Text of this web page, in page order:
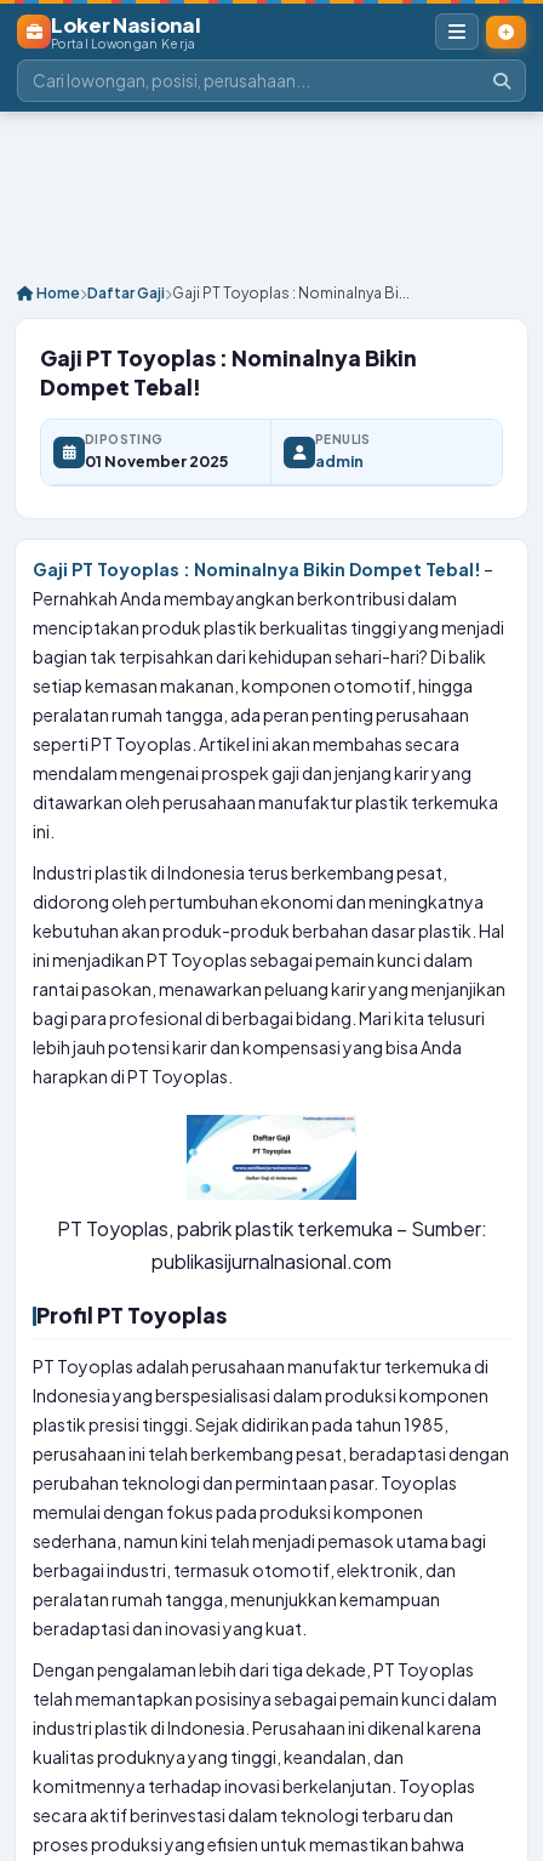
Loker Nasional
Portal Lowongan Kerja
Home Daftar Gaji Gaji PT Toyoplas : Nominalnya Bi...
Gaji PT Toyoplas : Nominalnya Bikin
Dompet Tebal!
DIPOSTING
01 November 2025
PENULIS
admin
Gaji PT Toyoplas : Nominalnya Bikin Dompet Tebal! –
Pernahkah Anda membayangkan berkontribusi dalam
menciptakan produk plastik berkualitas tinggi yang menjadi
bagian tak terpisahkan dari kehidupan sehari-hari? Di balik
setiap kemasan makanan, komponen otomotif, hingga
peralatan rumah tangga, ada peran penting perusahaan
seperti PT Toyoplas. Artikel ini akan membahas secara
mendalam mengenai prospek gaji dan jenjang karir yang
ditawarkan oleh perusahaan manufaktur plastik terkemuka
ini.
Industri plastik di Indonesia terus berkembang pesat,
didorong oleh pertumbuhan ekonomi dan meningkatnya
kebutuhan akan produk-produk berbahan dasar plastik. Hal
ini menjadikan PT Toyoplas sebagai pemain kunci dalam
rantai pasokan, menawarkan peluang karir yang menjanjikan
bagi para profesional di berbagai bidang. Mari kita telusuri
lebih jauh potensi karir dan kompensasi yang bisa Anda
harapkan di PT Toyoplas.
PT Toyoplas, pabrik plastik terkemuka – Sumber:
publikasijurnalnasional.com
Profil PT Toyoplas
PT Toyoplas adalah perusahaan manufaktur terkemuka di
Indonesia yang berspesialisasi dalam produksi komponen
plastik presisi tinggi. Sejak didirikan pada tahun 1985,
perusahaan ini telah berkembang pesat, beradaptasi dengan
perubahan teknologi dan permintaan pasar. Toyoplas
memulai dengan fokus pada produksi komponen
sederhana, namun kini telah menjadi pemasok utama bagi
berbagai industri, termasuk otomotif, elektronik, dan
peralatan rumah tangga, menunjukkan kemampuan
beradaptasi dan inovasi yang kuat.
Dengan pengalaman lebih dari tiga dekade, PT Toyoplas
telah memantapkan posisinya sebagai pemain kunci dalam
industri plastik di Indonesia. Perusahaan ini dikenal karena
kualitas produknya yang tinggi, keandalan, dan
komitmennya terhadap inovasi berkelanjutan. Toyoplas
secara aktif berinvestasi dalam teknologi terbaru dan
proses produksi yang efisien untuk memastikan bahwa